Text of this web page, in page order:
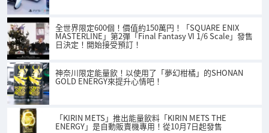
全世界限定600個！價值約150萬円！「SQUARE ENIX
MASTERLINE」第2彈「Final Fantasy VI 1/6 Scale」發售
日決定！開始接受預訂！
神奈川限定能量飲！以使用了「夢幻柑橘」的SHONAN
GOLD ENERGY來提升心情吧！
「KIRIN METS」推出能量飲料「KIRIN METS THE
ENERGY」是自動販賣機專用！從10月7日起發售